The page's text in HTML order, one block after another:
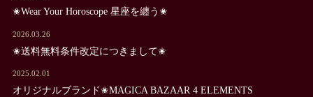
✬Wear Your Horoscope 星座を纏う✬
2026.03.26
✬送料無料条件改定につきまして✬
2025.02.01
オリジナルブランド✬MAGICA BAZAAR 4 ELEMENTS